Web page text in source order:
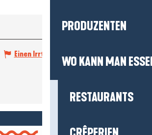
PRODUZENTEN
WO KANN MAN
RESTAURANTS
Einen Irrtum angeben